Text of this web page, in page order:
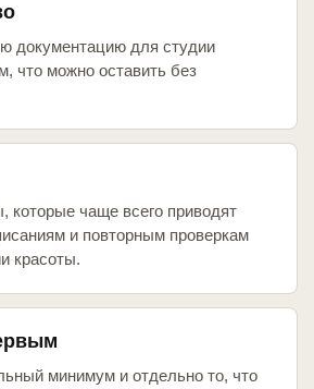
документацию для студии
что можно оставить без
которые чаще всего приводят
и повторным проверкам
красоты.
минимум и отдельно то, что